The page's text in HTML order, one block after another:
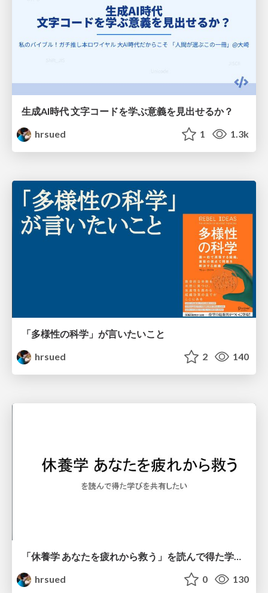
生成AI時代 文字コードを学ぶ意義を見出せるか？
hrsued
1 1.3k
「多様性の科学」が言いたいこと
hrsued
2 140
「休養学 あなたを疲れから救う」を読んで得た学びを共有したい
hrsued
0 130